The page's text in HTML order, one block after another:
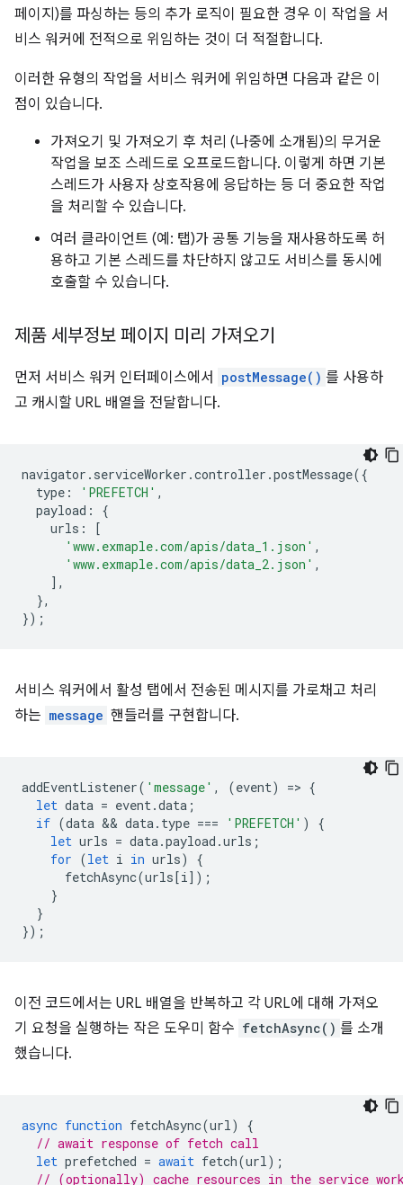
페이지)를 파싱하는 등의 추가 로직이 필요한 경우 이 작업을 서
비스 워커에 전적으로 위임하는 것이 더 적절합니다.
이러한 유형의 작업을 서비스 워커에 위임하면 다음과 같은 이
점이 있습니다.
가져오기 및 가져오기 후 처리 (나중에 소개됨)의 무거운
작업을 보조 스레드로 오프로드합니다. 이렇게 하면 기본
스레드가 사용자 상호작용에 응답하는 등 더 중요한 작업
을 처리할 수 있습니다.
여러 클라이언트 (예: 탭)가 공통 기능을 재사용하도록 허
용하고 기본 스레드를 차단하지 않고도 서비스를 동시에
호출할 수 있습니다.
제품 세부정보 페이지 미리 가져오기
먼저 서비스 워커 인터페이스에서 postMessage() 를 사용하
고 캐시할 URL 배열을 전달합니다.
navigator . serviceWorker .controller .postMessage({
type : 'PREFETCH' ,
payload :
{
urls :
[
'www.exmaple.com/apis/data_1.json' ,
'www.exmaple.com/apis/data_2.json' ,
],
},
});
서비스 워커에서 활성 탭에서 전송된 메시지를 가로채고 처리
하는 message 핸들러를 구현합니다.
addEventListener( 'message' , (event) => {
let data = event.data ;
if (data && data. type === 'PREFETCH' )
{
let urls = data.payload .urls ;
for (let i in urls)
{
fetchAsync(urls[i]);
}
}
});
이전 코드에서는 URL 배열을 반복하고 각 URL에 대해 가져오
기 요청을 실행하는 작은 도우미 함수 fetchAsync() 를 소개
했습니다.
async function fetchAsync(url)
{
// await response of fetch call
let prefetched = await fetch(url);
// (optionally) cache resources in the service